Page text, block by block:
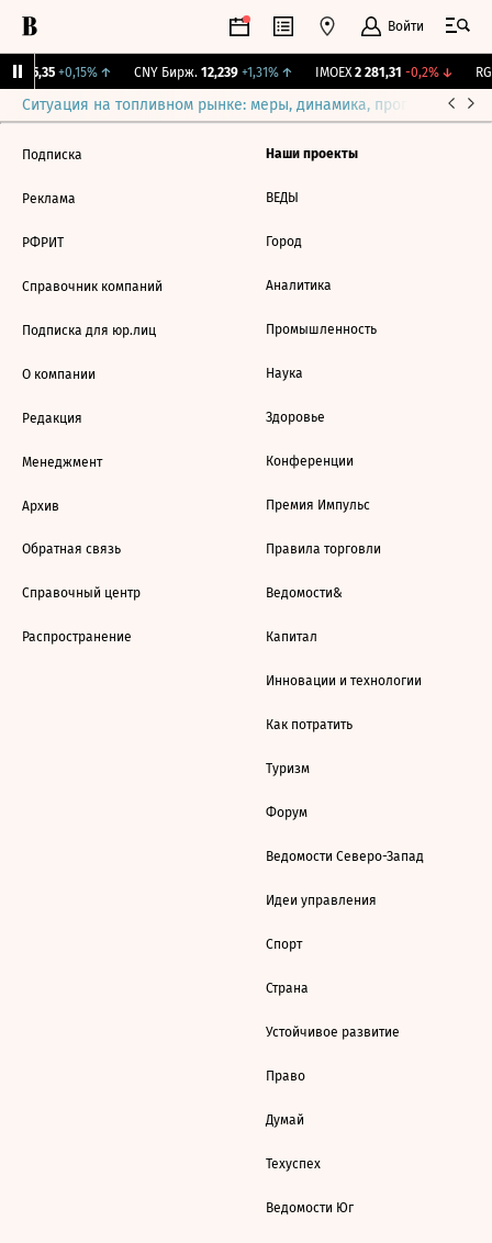
Войти
115,35 +0,15%↑ CNY Бирж. 12,239 +1,31%↑ IMOEX 2 281,31 -0,2%↓
Ситуация на топливном рынке: меры, динамика, прогнозы
Подписка
Реклама
РФРИТ
Справочник компаний
Подписка для юр.лиц
О компании
Редакция
Менеджмент
Архив
Обратная связь
Справочный центр
Распространение
Наши проекты
ВЕДЫ
Город
Аналитика
Промышленность
Наука
Здоровье
Конференции
Премия Импульс
Правила торговли
Ведомости&
Капитал
Инновации и технологии
Как потратить
Туризм
Форум
Ведомости Северо-Запад
Идеи управления
Спорт
Страна
Устойчивое развитие
Право
Думай
Техуспех
Ведомости Юг